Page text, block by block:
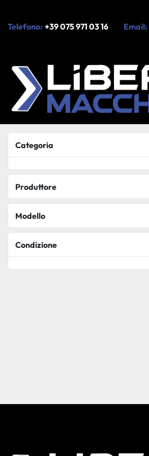
Telefono: +39 075 971 03 16 Email:
Categoria
Produttore
Modello
Condizione